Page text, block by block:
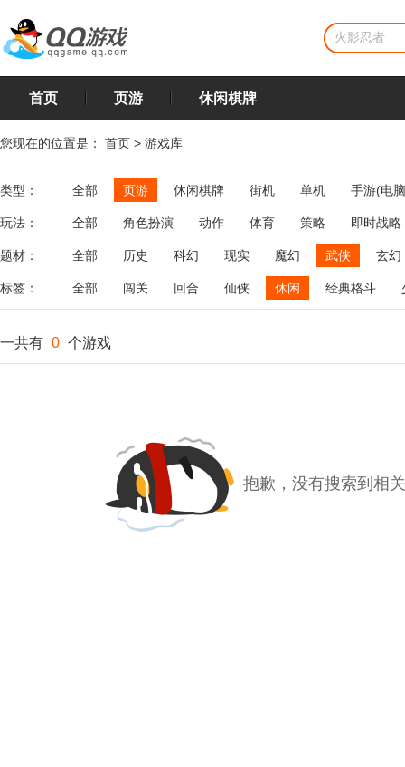
首页 页游 休闲棋牌
您现在的位置是： 首页 > 游戏库
类型： 全部 页游 休闲棋牌 街机 单机 手游(电
玩法： 全部 角色扮演 动作 体育 策略
即时战略
飞行
恋爱 第三人称射击 棋类 牌类 麻将
题材： 全部 历史 科幻 现实 魔幻 武侠 玄幻
标签： 全部 闯关 回合 仙侠 休闲 经典格斗
一共有 0 个游戏
抱歉，没有搜索到相